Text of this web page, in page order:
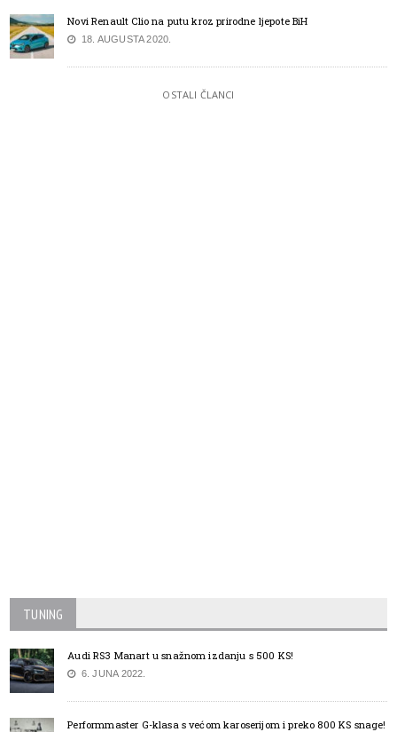
Novi Renault Clio na putu kroz prirodne ljepote BiH
18. AUGUSTA 2020.
OSTALI ČLANCI
TUNING
Audi RS3 Manart u snažnom izdanju s 500 KS!
6. JUNA 2022.
Performmaster G-klasa s većom karoserijom i preko 800 KS snage!